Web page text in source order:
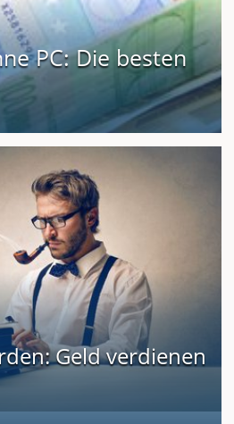
PC: Die besten
Geld verdienen